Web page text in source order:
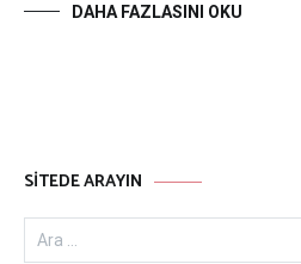
DAHA FAZLASINI OKU
SITEDE ARAYIN
Arama: